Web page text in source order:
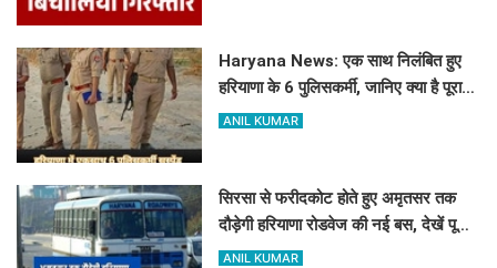
Haryana News: एक साथ निलंबित हुए
हरियाणा के 6 पुलिसकर्मी, जानिए क्या है पूरा
मामला
ANIL KUMAR
सिरसा से फरीदकोट होते हुए अमृतसर तक
दौड़ेगी हरियाणा रोडवेज की नई बस, देखें पूरा
रूट और टाइम टेबल
ANIL KUMAR